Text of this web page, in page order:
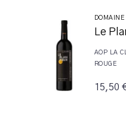
Le
AOP LA
ROUGE
15,50